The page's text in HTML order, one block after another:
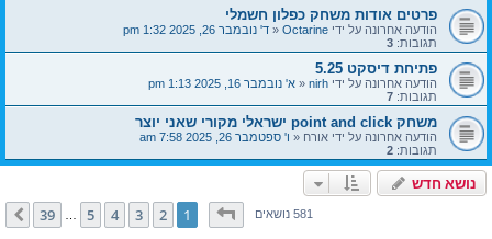
פרטים אודות משחק כפלון חשמלי
הודעה אחרונה על ידי Octarine
«ד' נובמבר 26, 2025 1:32 pm
תגובות: 3
פתיחת דיסקט 5.25
הודעה אחרונה על ידי nirh
«א' נובמבר 16, 2025 1:13 pm
תגובות: 7
משחק point and click ישראלי מקורי שאני יוצר
הודעה אחרונה על ידי אורח«ו' ספטמבר 26, 2025 7:58 am
תגובות: 2
נושא חדש
581 נושאיםדף1מתוך39
1
2
3
4
5
39 הבא